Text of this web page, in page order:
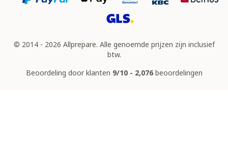
© 2014 - 2026 Allprepare. Alle genoemde prijzen zijn inclusief
btw.
Beoordeling door klanten 9/10 - 2,076beoordelingen